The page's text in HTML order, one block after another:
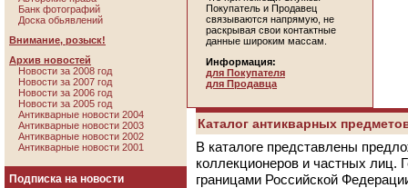
Банк фотографий
Доска обьявлений
Внимание, розыск!
Архив новостей
Новости за 2008 год
Новости за 2007 год
Новости за 2006 год
Новости за 2005 год
Антикварные новости 2004
Антикварные новости 2003
Антикварные новости 2002
Антикварные новости 2001
Подписка на новости
Покупатель и Продавец
связываются напрямую, не
раскрывая свои контактные
данные широким массам.
Информация:
для Покупателя
для Продавца
Каталог антикварных
В каталоге представлены
коллекционеров и частных лиц.
границами Российской